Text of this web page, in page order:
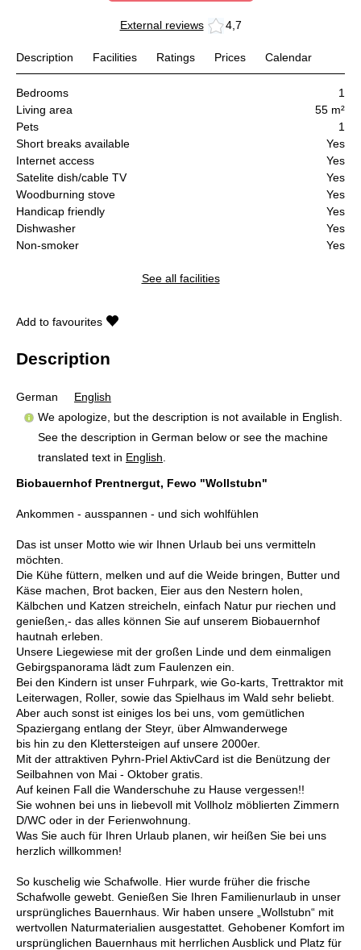
External reviews 4,7
Description Facilities Ratings Prices Calendar
Bedrooms
1
Living area
55 m²
Pets
1
Short breaks available
Yes
Internet access
Yes
Satelite dish/cable TV
Yes
Woodburning stove
Yes
Handicap friendly
Yes
Dishwasher
Yes
Non-smoker
Yes
See all facilities
Add to favourites
Description
German
English
We apologize, but the description is not available in English.
See the description in German below or see the machine
translated text in English
Biobauernhof Prentnergut, Fewo "Wollstubn"
Ankommen - ausspannen - und sich wohlfühlen
Das ist unser Motto wie wir Ihnen Urlaub bei uns vermitteln
möchten.
Die Kühe füttern, melken und auf die Weide bringen, Butter und
Käse machen, Brot backen, Eier aus den Nestern holen,
Kälbchen und Katzen streicheln, einfach Natur pur riechen und
genießen,- das alles können Sie auf unserem Biobauernhof
hautnah erleben.
Unsere Liegewiese mit der großen Linde und dem einmaligen
Gebirgspanorama lädt zum Faulenzen ein.
Bei den Kindern ist unser Fuhrpark, wie Go-karts, Trettraktor mit
Leiterwagen, Roller, sowie das Spielhaus im Wald sehr beliebt.
Aber auch sonst ist einiges los bei uns, vom gemütlichen
Spaziergang entlang der Steyr, über Almwanderwege
bis hin zu den Klettersteigen auf unsere 2000er.
Mit der attraktiven Pyhrn-Priel AktivCard ist die Benützung der
Seilbahnen von Mai - Oktober gratis.
Auf keinen Fall die Wanderschuhe zu Hause vergessen!!
Sie wohnen bei uns in liebevoll mit Vollholz möblierten Zimmern
D/WC oder in der Ferienwohnung.
Was Sie auch für Ihren Urlaub planen, wir heißen Sie bei uns
herzlich willkommen!
So kuschelig wie Schafwolle. Hier wurde früher die frische
Schafwolle gewebt. Genießen Sie Ihren Familienurlaub in unser
ursprüngliches Bauernhaus. Wir haben unsere „Wollstubn“ mit
wertvollen Naturmaterialien ausgestattet. Gehobener Komfort im
ursprünglichen Bauernhaus mit herrlichen Ausblick und Platz für